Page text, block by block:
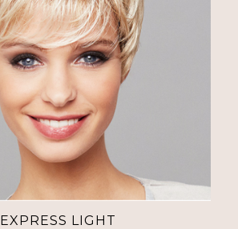
EXPRESS LIGHT